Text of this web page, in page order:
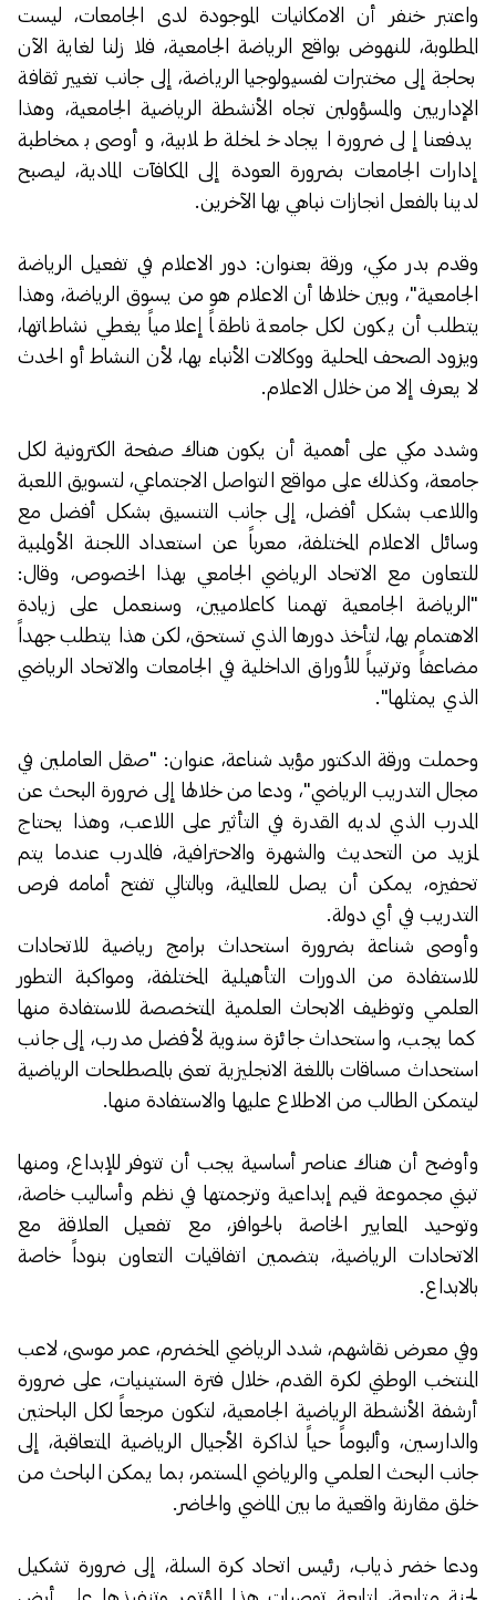
واعتبر خنفر أن الامكانيات الموجودة لدى الجامعات، ليست
المطلوبة، للنهوض بواقع الرياضة الجامعية، فلا زلنا لغاية الآن
بحاجة إلى مختبرات لفسيولوجيا الرياضة، إلى جانب تغيير ثقافة
الإداريين والمسؤولين تجاه الأنشطة الرياضية الجامعية، وهذا
يدفعنا إلى ضرورة ايجاد خلخلة طلابية، وأوصى بمخاطبة
إدارات الجامعات بضرورة العودة إلى المكافآت المادية، ليصبح
لدينا بالفعل انجازات نباهي بها الآخرين.
وقدم بدر مكي، ورقة بعنوان: دور الاعلام في تفعيل الرياضة
الجامعية"، وبين خلالها أن الاعلام هو من يسوق الرياضة، وهذا
يتطلب أن يكون لكل جامعة ناطقاً إعلامياً يغطي نشاطاتها،
ويزود الصحف المحلية ووكالات الأنباء بها، لأن النشاط أو الحدث
لا يعرف إلا من خلال الاعلام.
وشدد مكي على أهمية أن يكون هناك صفحة الكترونية لكل
جامعة، وكذلك على مواقع التواصل الاجتماعي، لتسويق اللعبة
واللاعب بشكل أفضل، إلى جانب التنسيق بشكل أفضل مع
وسائل الاعلام المختلفة، معرباً عن استعداد اللجنة الأولمبية
للتعاون مع الاتحاد الرياضي الجامعي بهذا الخصوص، وقال:
"الرياضة الجامعية تهمنا كاعلاميين، وسنعمل على زيادة
الاهتمام بها، لتأخذ دورها الذي تستحق، لكن هذا يتطلب جهداً
مضاعفاً وترتيباً للأوراق الداخلية في الجامعات والاتحاد الرياضي
الذي يمثلها".
وحملت ورقة الدكتور مؤيد شناعة، عنوان: "صقل العاملين في
مجال التدريب الرياضي"، ودعا من خلالها إلى ضرورة البحث عن
المدرب الذي لديه القدرة في التأثير على اللاعب، وهذا يحتاج
لمزيد من التحديث والشهرة والاحترافية، فالمدرب عندما يتم
تحفيزه، يمكن أن يصل للعالمية، وبالتالي تفتح أمامه فرص
التدريب في أي دولة.
وأوصى شناعة بضرورة استحداث برامج رياضية للاتحادات
للاستفادة من الدورات التأهيلية المختلفة، ومواكبة التطور
العلمي وتوظيف الابحاث العلمية المتخصصة للاستفادة منها
كما يجب، واستحداث جائزة سنوية لأفضل مدرب، إلى جانب
استحداث مساقات باللغة الانجليزية تعنى بالمصطلحات الرياضية
ليتمكن الطالب من الاطلاع عليها والاستفادة منها.
وأوضح أن هناك عناصر أساسية يجب أن تتوفر للإبداع، ومنها
تبني مجموعة قيم إبداعية وترجمتها في نظم وأساليب خاصة،
وتوحيد المعايير الخاصة بالحوافز، مع تفعيل العلاقة مع
الاتحادات الرياضية، بتضمين اتفاقيات التعاون بنوداً خاصة
بالابداع.
وفي معرض نقاشهم، شدد الرياضي المخضرم، عمر موسى، لاعب
المنتخب الوطني لكرة القدم، خلال فترة الستينيات، على ضرورة
أرشفة الأنشطة الرياضية الجامعية، لتكون مرجعاً لكل الباحثين
والدارسين، وألبوماً حياً لذاكرة الأجيال الرياضية المتعاقبة، إلى
جانب البحث العلمي والرياضي المستمر، بما يمكن الباحث من
خلق مقارنة واقعية ما بين الماضي والحاضر.
ودعا خضر ذياب، رئيس اتحاد كرة السلة، إلى ضرورة تشكيل